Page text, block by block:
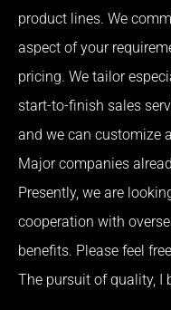
product lines. We
aspect of your
pricing. We tailor
start-to-finish sales
and we can customize
Major companies
Presently, we are
cooperation with
benefits. Please feel
The pursuit of quality, I